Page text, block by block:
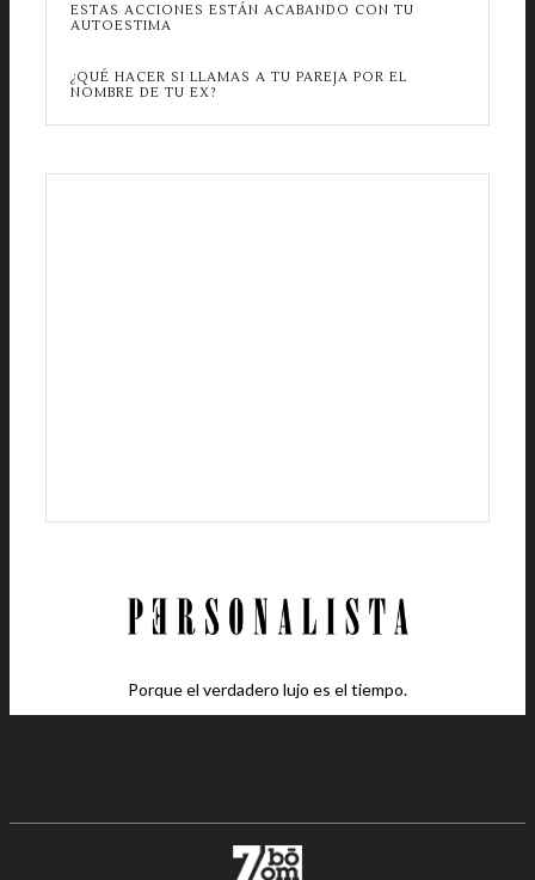
ESTAS ACCIONES ESTÁN ACABANDO CON TU
AUTOESTIMA
¿QUÉ HACER SI LLAMAS A TU PAREJA POR EL
NOMBRE DE TU EX?
Porque el verdadero lujo es el tiempo.